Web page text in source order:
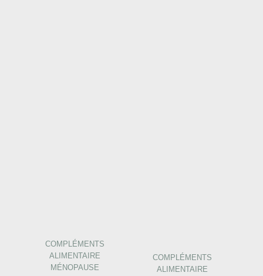
COMPLÉMENTS
ALIMENTAIRE
MÉNOPAUSE
COMPLÉMENTS
ALIMENTAIRE